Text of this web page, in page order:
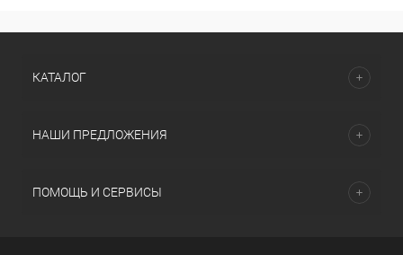
КАТАЛОГ
НАШИ ПРЕДЛОЖЕНИЯ
ПОМОЩЬ И СЕРВИСЫ